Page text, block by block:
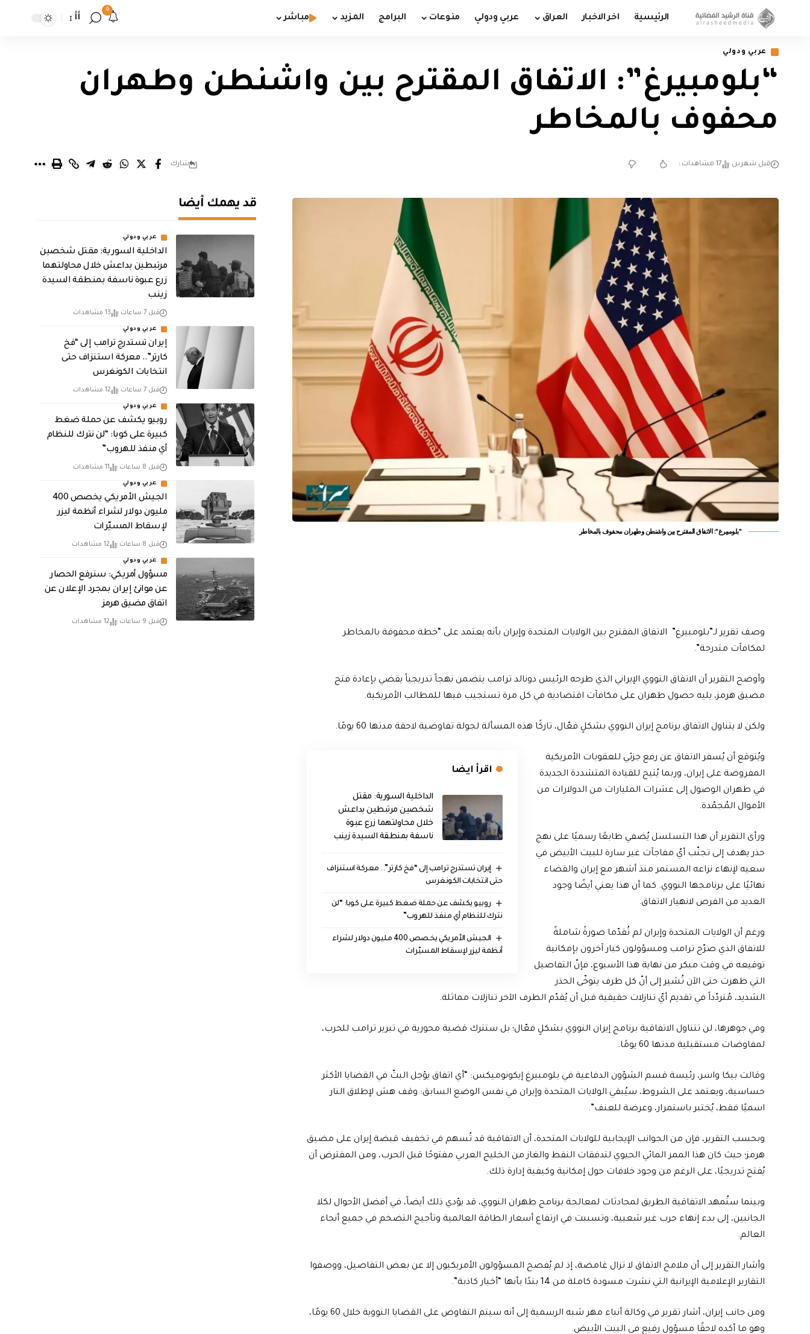
الرئيسية اخر الاخبار العراق عربي ودولي منوعات البرامج المزيد مباشر
9
أأ
عربي ودولي
“بلومبيرغ”: الاتفاق المقترح بين واشنطن وطهران
محفوف بالمخاطر
قبل شهرين 17 مشاهدات شارك
"بلومبيرغ": الاتفاق المقترح بين واشنطن وطهران محفوف بالمخاطر
وصف تقرير لـ”بلومبيرغ” الاتفاق المقترح بين الولايات المتحدة وإيران بأنه يعتمد على “خطة محفوفة بالمخاطر
لمكافآت متدرجة”.
وأوضح التقرير أن الاتفاق النووي الإيراني الذي طرحه الرئيس دونالد ترامب يتضمن نهجاً تدريجياً يقضي بإعادة فتح
مضيق هرمز، يليه حصول طهران على مكافآت اقتصادية في كل مرة تستجيب فيها للمطالب الأمريكية.
ولكن لا يتناول الاتفاق برنامج إيران النووي بشكلٍ فعّال، تاركًا هذه المسألة لجولة تفاوضية لاحقة مدتها 60 يومًا.
اقرأ ايضا
الداخلية السورية: مقتل
شخصين مرتبطين بداعش
خلال محاولتهما زرع عبوة
ناسفة بمنطقة السيدة زينب
إيران تستدرج ترامب إلى “فخ كارتر”.. معركة استنزاف
حتى انتخابات الكونغرس
روبيو يكشف عن حملة ضغط كبيرة على كوبا: “لن
نترك للنظام أي منفذ للهروب”
الجيش الأمريكي يخصص 400 مليون دولار لشراء
أنظمة ليزر لإسقاط المسيّرات
ويُتوقع أن يُسفر الاتفاق عن رفع جزئي للعقوبات الأمريكية
المفروضة على إيران، وربما يُتيح للقيادة المتشددة الجديدة
في طهران الوصول إلى عشرات المليارات من الدولارات من
الأموال المُجمّدة.
ورأى التقرير أن هذا التسلسل يُضفي طابعًا رسميًا على نهج
حذر يهدف إلى تجنّب أيّ مفاجآت غير سارة للبيت الأبيض في
سعيه لإنهاء نزاعه المستمر منذ أشهر مع إيران والقضاء
نهائيًا على برنامجها النووي. كما أن هذا يعني أيضًا وجود
العديد من الفرص لانهيار الاتفاق.
ورغم أن الولايات المتحدة وإيران لم تُقدّما صورةً شاملةً
للاتفاق الذي صرّح ترامب ومسؤولون كبار آخرون بإمكانية
توقيعه في وقت مبكر من نهاية هذا الأسبوع، فإنّ التفاصيل
التي ظهرت حتى الآن تُشير إلى أنّ كل طرف يتوخّى الحذر
الشديد، مُتردّداً في تقديم أيّ تنازلات حقيقية قبل أن يُقدّم الطرف الآخر تنازلات مماثلة.
وفي جوهرها، لن تتناول الاتفاقية برنامج إيران النووي بشكلٍ فعّال؛ بل ستترك قضية محورية في تبرير ترامب للحرب،
لمفاوضات مستقبلية مدتها 60 يومًا.
وقالت بيكا واسر، رئيسة قسم الشؤون الدفاعية في بلومبيرغ إيكونوميكس: “أي اتفاق يؤجل البتّ في القضايا الأكثر
حساسية، ويعتمد على الشروط، سيُبقي الولايات المتحدة وإيران في نفس الوضع السابق: وقف هش لإطلاق النار
اسميًا فقط، يُختبر باستمرار، وعرضة للعنف”.
وبحسب التقرير، فإن من الجوانب الإيجابية للولايات المتحدة، أن الاتفاقية قد تُسهم في تخفيف قبضة إيران على مضيق
هرمز؛ حيث كان هذا الممر المائي الحيوي لتدفقات النفط والغاز من الخليج العربي مفتوحًا قبل الحرب، ومن المفترض أن
يُفتح تدريجيًا، على الرغم من وجود خلافات حول إمكانية وكيفية إدارة ذلك.
وبينما ستُمهد الاتفاقية الطريق لمحادثات لمعالجة برنامج طهران النووي، قد يؤدي ذلك أيضاً، في أفضل الأحوال لكلا
الجانبين، إلى بدء إنهاء حرب غير شعبية، وتسببت في ارتفاع أسعار الطاقة العالمية وتأجيج التضخم في جميع أنحاء
العالم.
وأشار التقرير إلى أن ملامح الاتفاق لا تزال غامضة، إذ لم يُفصح المسؤولون الأمريكيون إلا عن بعض التفاصيل، ووصفوا
التقارير الإعلامية الإيرانية التي نشرت مسودة كاملة من 14 بندًا بأنها “أخبار كاذبة”.
ومن جانب إيران، أشار تقرير في وكالة أنباء مهر شبه الرسمية إلى أنه سيتم التفاوض على القضايا النووية خلال 60 يومًا،
وهو ما أكده لاحقًا مسؤول رفيع في البيت الأبيض.
قد يهمك أيضا
عربي ودولي
الداخلية السورية: مقتل شخصين
مرتبطين بداعش خلال محاولتهما
زرع عبوة ناسفة بمنطقة السيدة
زينب
قبل 7 ساعات 13 مشاهدات
عربي ودولي
إيران تستدرج ترامب إلى “فخ
كارتر”.. معركة استنزاف حتى
انتخابات الكونغرس
قبل 7 ساعات 12 مشاهدات
عربي ودولي
روبيو يكشف عن حملة ضغط
كبيرة على كوبا: “لن نترك للنظام
أي منفذ للهروب”
قبل 8 ساعات 11 مشاهدات
عربي ودولي
الجيش الأمريكي يخصص 400
مليون دولار لشراء أنظمة ليزر
لإسقاط المسيّرات
قبل 8 ساعات 12 مشاهدات
عربي ودولي
مسؤول أمريكي: سنرفع الحصار
عن موانئ إيران بمجرد الإعلان عن
اتفاق مضيق هرمز
قبل 9 ساعات 12 مشاهدات